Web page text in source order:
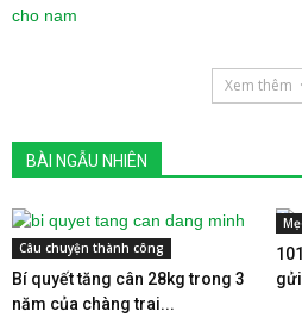
Xem thêm
BÀI NGẪU NHIÊN
Câu chuyện thành công
Bí quyết tăng cân 28kg trong 3
năm của chàng trai...